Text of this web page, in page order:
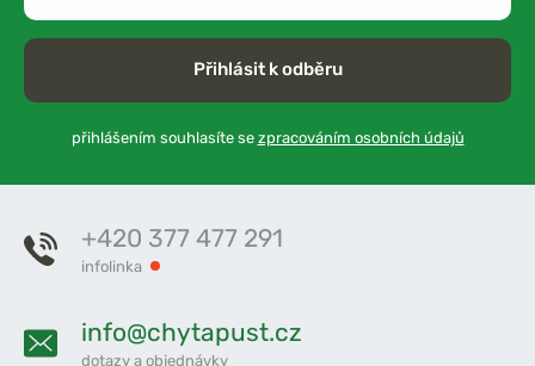
Přihlásit k odběru
přihlášením souhlasíte se zpracováním osobních údajů
+420 377 477 291
infolinka
info@chytapust.cz
dotazy a objednávky